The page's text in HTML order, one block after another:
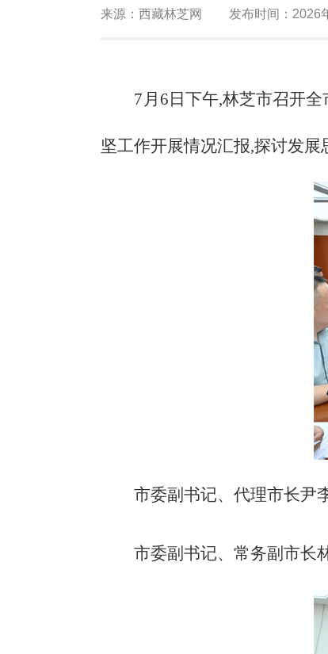
来源： 西藏林芝网 发布时间： 2026
7月6日下午,林芝市召开
坚工作开展情况汇报,探讨发
市委副书记、代理市长尹
市委副书记、常务副市长